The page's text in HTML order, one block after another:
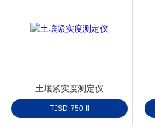
土壤紧实度测定仪
TJSD-750-II